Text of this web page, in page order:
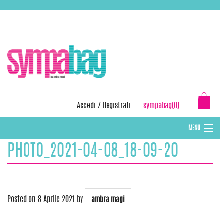
Accedi / Registrati sympabag(0)
MENU
CAPPELLI INVERNALI DONNA
PHOTO_2021-04-08_18-09-20
Posted on 8 Aprile 2021 by ambra magi